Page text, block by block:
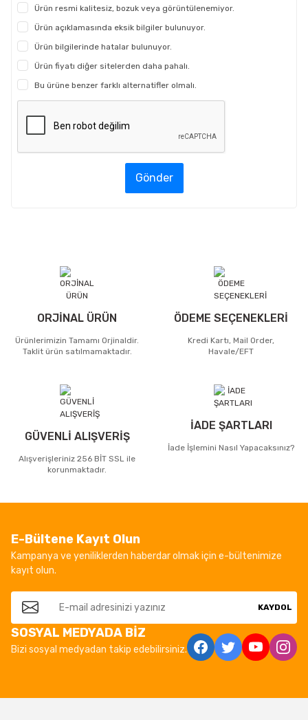
Ürün resmi kalitesiz, bozuk veya görüntülenemiyor.
Ürün açıklamasında eksik bilgiler bulunuyor.
Ürün bilgilerinde hatalar bulunuyor.
Ürün fiyatı diğer sitelerden daha pahalı.
Bu ürüne benzer farklı alternatifler olmalı.
Gönder
ORJİNAL ÜRÜN
Ürünlerimizin Tamamı Orjinaldir.
Taklit ürün satılmamaktadır.
ÖDEME SEÇENEKLERİ
Kredi Kartı, Mail Order,
Havale/EFT
GÜVENLİ ALIŞVERİŞ
Alışverişleriniz 256 BİT SSL ile
korunmaktadır.
İADE ŞARTLARI
İade İşlemini Nasıl Yapacaksınız?
E-Bültene Kayıt Olun
Kampanya ve yeniliklerden haberdar olmak için e-bültenimize
kayıt olun.
KAYDOL
SOSYAL MEDYADA BİZ
Bizi sosyal medyadan takip edebilirsiniz.